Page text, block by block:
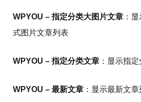
WPYOU – 指定分类大图片文章 ：
式图片文章列表
WPYOU – 指定分类文章 ：显示指
WPYOU – 最新文章 ：显示最新文章